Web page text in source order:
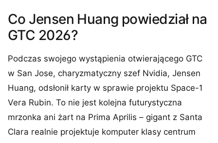
Co Jensen Huang powiedział na
GTC 2026?
Podczas swojego wystąpienia otwierającego GTC
w San Jose, charyzmatyczny szef Nvidia, Jensen
Huang, odsłonił karty w sprawie projektu Space-1
Vera Rubin. To nie jest kolejna futurystyczna
mrzonka ani żart na Prima Aprilis – gigant z Santa
Clara realnie projektuje komputer klasy centrum